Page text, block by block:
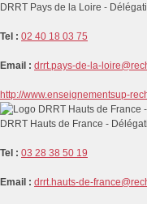
DRRT Pays de la Loire -
Tel : 02 40 18 03 75
Email : drrt.pays-de-la-
http://www.enseignementsup-
DRRT Hauts de France -
Tel : 03 28 38 50 19
Email : drrt.hauts-de-